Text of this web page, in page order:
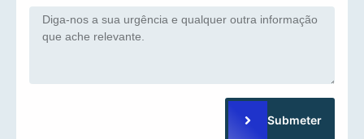
Submeter